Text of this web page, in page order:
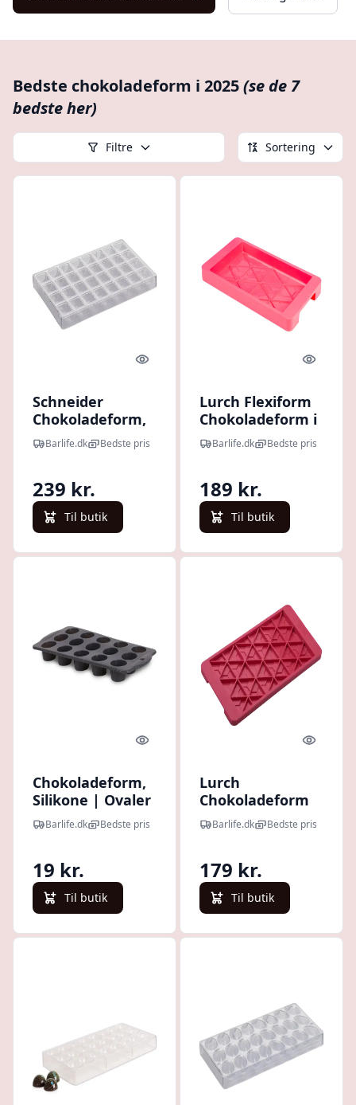
Bedste chokoladeform i 2025(se de 7
bedste her)
Filtre Sortering
Quick look
Schneider
Chokoladeform,
Rektangel, 32
Huller, 3,5 x 2,5
Barlife.dk Bedste pris
239 kr.
Til butik
Quick
Lurch Flexiform
Chokoladeform i
Silikone 12x22
Cm Pink
Barlife.dk Bedste pris
189 kr.
Til butik
Quick look
Chokoladeform,
Silikone | Ovaler
| Royal Series
Barlife.dk Bedste pris
19 kr.
Til butik
Quick
Lurch
Chokoladeform
Small Silikone
Rød 12x23,5cm
Barlife.dk Bedste pris
179 kr.
Til butik